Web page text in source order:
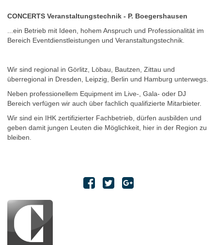
CONCERTS Veranstaltungstechnik - P. Boegershausen
...ein Betrieb mit Ideen, hohem Anspruch und Professionalität im
Bereich Eventdienstleistungen und Veranstaltungstechnik.
Wir sind regional in Görlitz, Löbau, Bautzen, Zittau und
überregional in Dresden, Leipzig, Berlin und Hamburg unterwegs.
Neben professionellem Equipment im Live-, Gala- oder DJ
Bereich verfügen wir auch über fachlich qualifizierte Mitarbieter.
Wir sind ein IHK zertifizierter Fachbetrieb, dürfen ausbilden und
geben damit jungen Leuten die Möglichkeit, hier in der Region zu
bleiben.